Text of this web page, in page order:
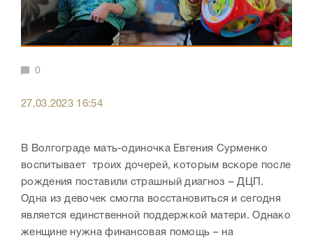
0
27.03.2023 16:54
В Волгограде мать-одиночка Евгения Сурменко
воспитывает троих дочерей, которым вскоре после
рождения поставили страшный диагноз – ДЦП.
Одна из девочек смогла восстановиться и сегодня
является единственной поддержкой матери. Однако
женщине нужна финансовая помощь – на